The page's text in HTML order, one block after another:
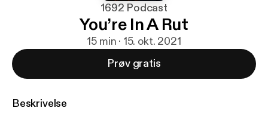
1692 Podcast
You’re In A Rut
15 min · 15. okt. 2021
Prøv gratis
Beskrivelse